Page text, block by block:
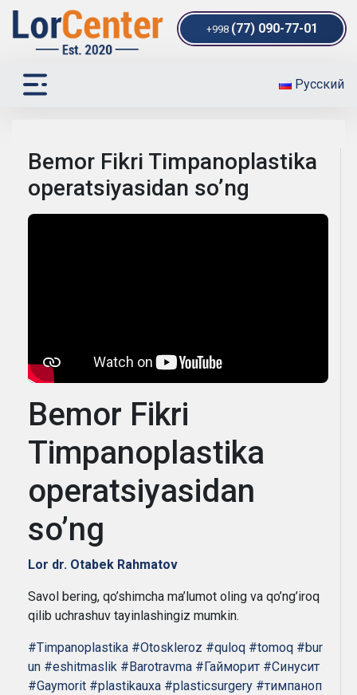
+998 (77) 090-77-01
Русский
Bemor Fikri Timpanoplastika
operatsiyasidan so’ng
Bemor Fikri
Timpanoplastika
operatsiyasidan
so’ng
Lor dr. Otabek Rahmatov
Savol bering, qo’shimcha ma’lumot oling va qo’ng’iroq
qilib uchrashuv tayinlashingiz mumkin.
#Timpanoplastika #Otoskleroz #quloq #tomoq #bur
un #eshitmaslik #Barotravma #Гайморит #Синусит
#Gaymorit #plastikauxa #plasticsurgery #тимпаноп